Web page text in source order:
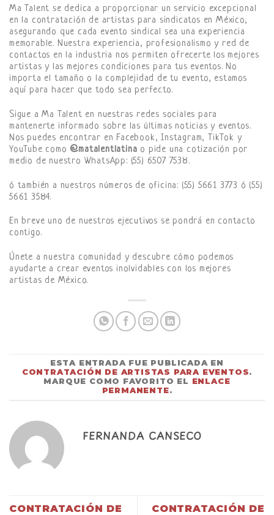
Ma Talent se dedica a proporcionar un servicio excepcional
en la contratación de artistas para sindicatos en México,
asegurando que cada evento sindical sea una experiencia
memorable. Nuestra experiencia, profesionalismo y red de
contactos en la industria nos permiten ofrecerte los mejores
artistas y las mejores condiciones para tus eventos. No
importa el tamaño o la complejidad de tu evento, estamos
aquí para hacer que todo sea perfecto.
Sigue a Ma Talent en nuestras redes sociales para
mantenerte informado sobre las últimas noticias y eventos.
Nos puedes encontrar en Facebook, Instagram, TikTok y
YouTube como @matalentlatina o pide una cotización por
medio de nuestro WhatsApp: (55) 6507 7538.
ó también a nuestros números de oficina: (55) 5661 3773 ó (55)
5661 3584.
En breve uno de nuestros ejecutivos se pondrá en contacto
contigo.
Únete a nuestra comunidad y descubre cómo podemos
ayudarte a crear eventos inolvidables con los mejores
artistas de México.
ESTA ENTRADA FUE PUBLICADA EN
CONTRATACIÓN DE ARTISTAS PARA EVENTOS.
MARQUE COMO FAVORITO EL ENLACE
PERMANENTE.
FERNANDA CANSECO
CONTRATACIÓN DE
CONTRATACIÓN DE